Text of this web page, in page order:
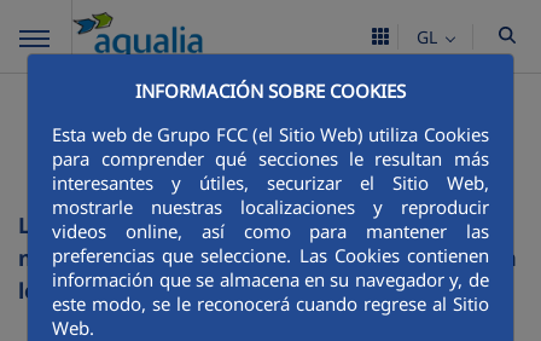
INFORMACIÓN SOBRE COOKIES
Esta web de Grupo FCC (el Sitio Web) utiliza Cookies
para comprender qué secciones le resultan más
interesantes y útiles, securizar el Sitio Web,
mostrarle nuestras localizaciones y reproducir
videos online, así como para mantener las
preferencias que seleccione. Las Cookies contienen
información que se almacena en su navegador y, de
este modo, se le reconocerá cuando regrese al Sitio
Web.
GL
Listado de sitios web de
FCC
La actividad de FCC en cada ámbito de
negocio se desarrolló con más profundidad en
los siguientes sitios web: